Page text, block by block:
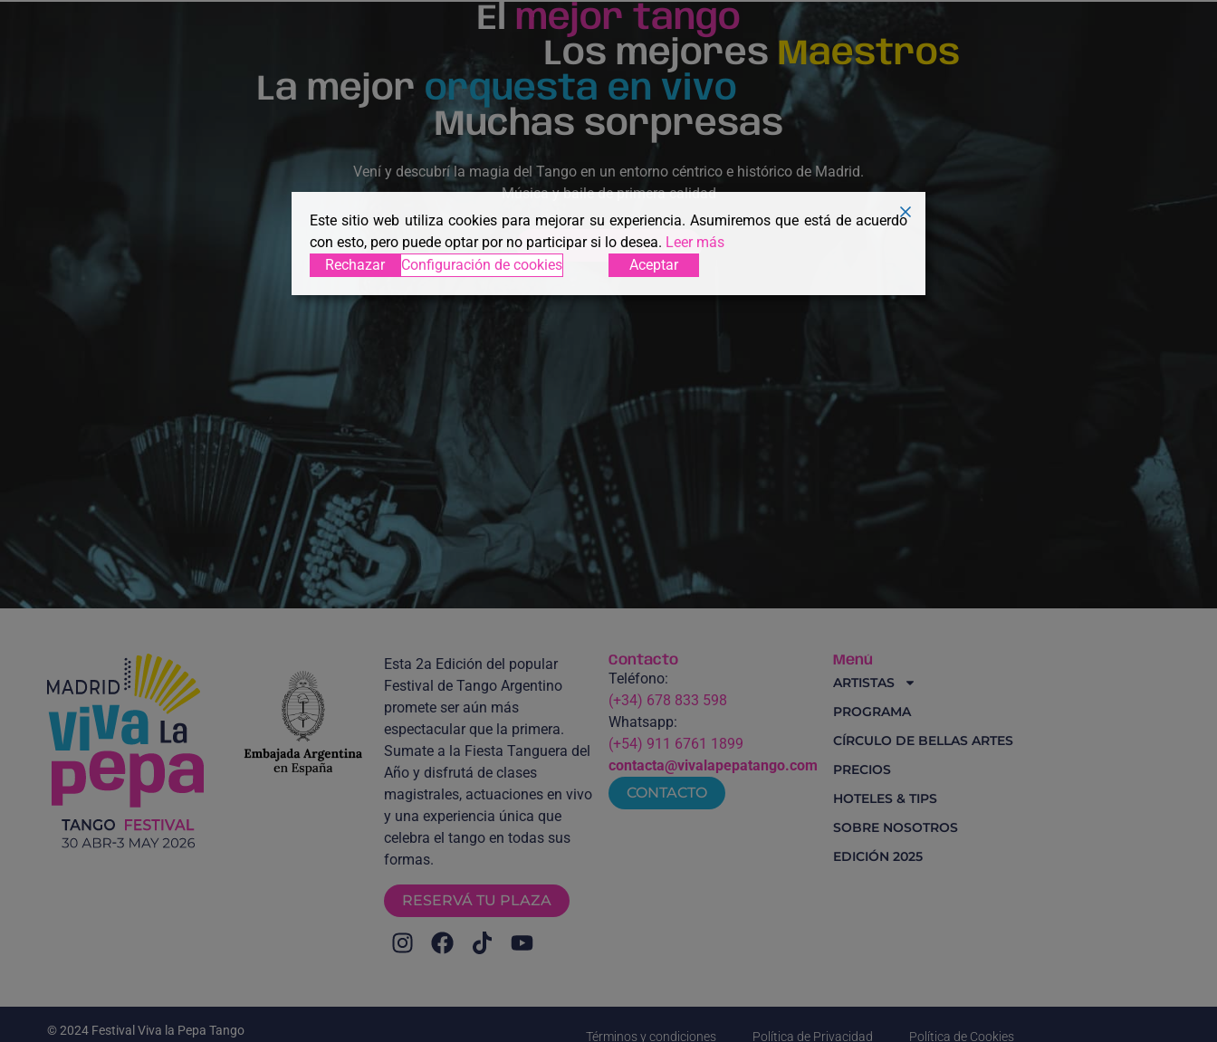
El mejor tango
Los mejores Maestros
La mejor orquesta en vivo
Muchas sorpresas
Vení y descubrí la magia del Tango en un entorno céntrico e histórico de Madrid.
Música y baile de primera calidad
RESERVÁ TU PLAZA
Esta 2a Edición del popular
Festival de Tango Argentino
promete ser aún más
espectacular que la primera.
Sumate a la Fiesta Tanguera del
Año y disfrutá de clases
magistrales, actuaciones en vivo
y una experiencia única que
celebra el tango en todas sus
formas.
RESERVÁ TU PLAZA
Contacto
Teléfono:
(+34) 678 833 598
Whatsapp:
(+54) 911 6761 1899
contacta@vivalapepatango.com
CONTACTO
Menú
ARTISTAS
PROGRAMA
CÍRCULO DE BELLAS ARTES
PRECIOS
HOTELES & TIPS
SOBRE NOSOTROS
EDICIÓN 2025
© 2024 Festival Viva la Pepa Tango Términos y condiciones Política de Privacidad Política de Cookies
Este sitio web utiliza cookies para mejorar su experiencia. Asumiremos que está de acuerdo
con esto, pero puede optar por no participar si lo desea. Leer más
Rechazar
Configuración de cookies Aceptar